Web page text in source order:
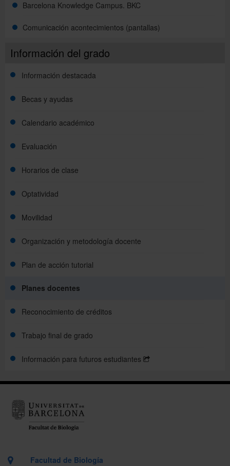
Información del grado
Información destacada
Becas y ayudas
Calendario académico
Evaluación
Horarios de clase
Optatividad
Movilidad
Organización y metodología docente
Plan de acción tutorial
Planes docentes
Reconocimiento de créditos
Trabajo final de grado
Información para futuros estudiantes
Barcelona Knowledge Campus. BKC
Comunicación acontecimientos (pantallas)
Facultad de Biología